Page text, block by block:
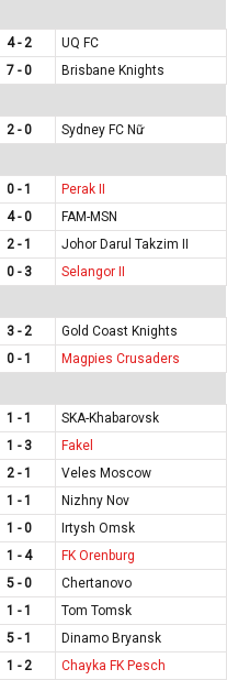
4 - 2
UQ FC
7 - 0
Brisbane Knights
2 - 0
Sydney FC Nữ
0 - 1
Perak II
4 - 0
FAM-MSN
2 - 1
Johor Darul Takzim II
0 - 3
Selangor II
3 - 2
Gold Coast Knights
0 - 1
Magpies Crusaders
1 - 1
SKA-Khabarovsk
1 - 3
Fakel
2 - 1
Veles Moscow
1 - 1
Nizhny Nov
1 - 0
Irtysh Omsk
1 - 4
FK Orenburg
5 - 0
Chertanovo
1 - 1
Tom Tomsk
5 - 1
Dinamo Bryansk
1 - 2
Chayka FK Pesch